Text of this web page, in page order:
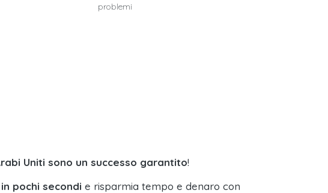
problemi
Uniti sono un successo garantito!
pochi secondi e risparmia tempo e denaro con